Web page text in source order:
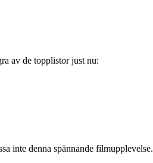
av de topplistor just nu:
inte denna spännande filmupplevelse.